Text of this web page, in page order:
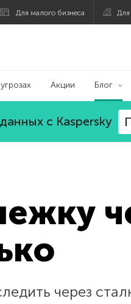
Для малого бизнеса Для
Акции Блог
с Kaspersky
через